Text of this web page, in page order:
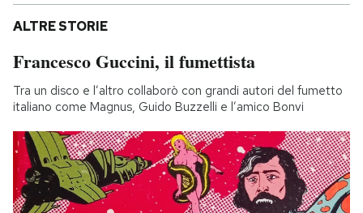
ALTRE STORIE
Francesco Guccini, il fumettista
Tra un disco e l’altro collaborò con grandi autori del fumetto
italiano come Magnus, Guido Buzzelli e l’amico Bonvi